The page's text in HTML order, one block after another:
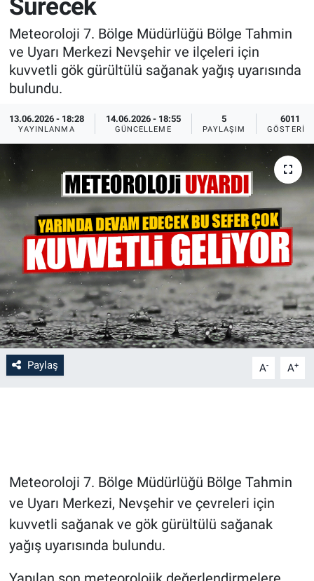
Sürecek
Meteoroloji 7. Bölge Müdürlüğü Bölge Tahmin
ve Uyarı Merkezi Nevşehir ve ilçeleri için
kuvvetli gök gürültülü sağanak yağış uyarısında
bulundu.
13.06.2026 - 18:28
YAYINLANMA
14.06.2026 - 18:55
GÜNCELLEME
5
PAYLAŞIM
6011
GÖSTERIM
Paylaş A- A+
Meteoroloji 7. Bölge Müdürlüğü Bölge Tahmin
ve Uyarı Merkezi, Nevşehir ve çevreleri için
kuvvetli sağanak ve gök gürültülü sağanak
yağış uyarısında bulundu.
Sağlık
Yerel
Genel
Asayiş
İlan - Duyuru- Mesaj
Türkiye Gündemi
Sizden Gelenler
Yaşam
Sağlık
Eğitim
Kültür
3.Sayfa
Medya
Bilim-Tek
Niğde
Aksaray
İlan - Duyuru- Mesaj
Türkiye Gündemi
Sizden Gelenler